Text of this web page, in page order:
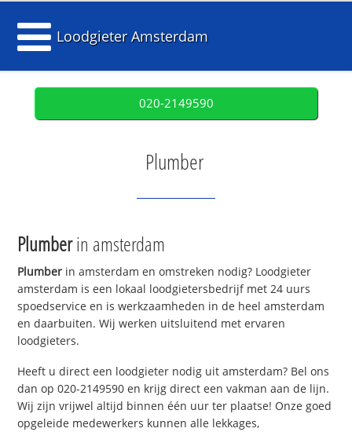
Loodgieter Amsterdam
020-2149590
Plumber
Plumberin amsterdam
Plumber in amsterdam en omstreken nodig? Loodgieter
amsterdam is een lokaal loodgietersbedrijf met 24 uurs
spoedservice en is werkzaamheden in de heel amsterdam
en daarbuiten. Wij werken uitsluitend met ervaren
loodgieters.
Heeft u direct een loodgieter nodig uit amsterdam? Bel ons
dan op 020-2149590 en krijg direct een vakman aan de lijn.
Wij zijn vrijwel altijd binnen één uur ter plaatse! Onze goed
opgeleide medewerkers kunnen alle lekkages,